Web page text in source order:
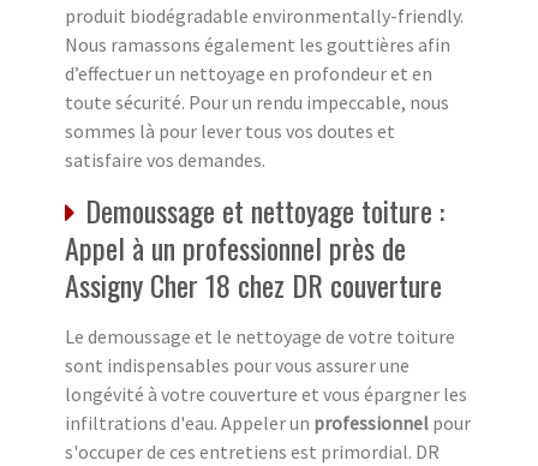
produit biodégradable environmentally-friendly.
Nous ramassons également les gouttières afin
d’effectuer un nettoyage en profondeur et en
toute sécurité. Pour un rendu impeccable, nous
sommes là pour lever tous vos doutes et
satisfaire vos demandes.
Demoussage et nettoyage toiture :
Appel à un professionnel près de
Assigny Cher 18 chez DR couverture
Le demoussage et le nettoyage de votre toiture
sont indispensables pour vous assurer une
longévité à votre couverture et vous épargner les
infiltrations d'eau. Appeler un professionnel pour
s'occuper de ces entretiens est primordial. DR